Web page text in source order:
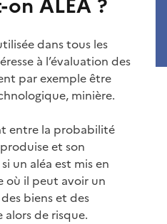
dans tous les
à l’évaluation des
par exemple être
minière.
entre la probabilité
et son
un aléa est mis en
où il peut avoir un
biens et des
alors de risque.